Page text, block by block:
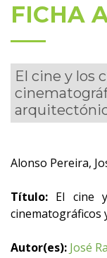
FICHA
El cine y los
Alonso Pereira,
Título: El cine
cinematográficos
Autor(es): José